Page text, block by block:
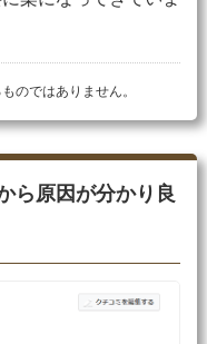
のではありません。
ら原因が分かり良